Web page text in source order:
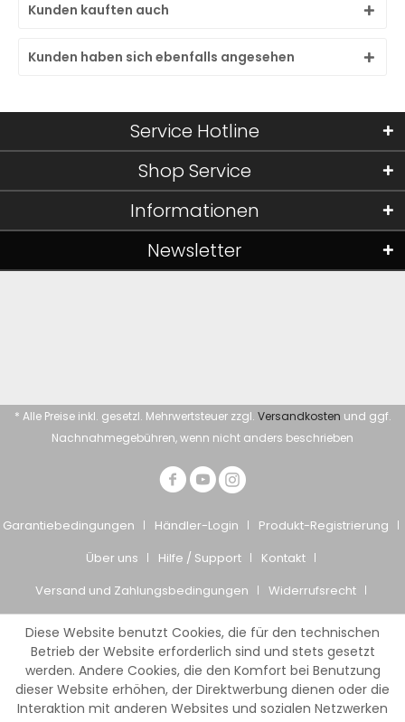
Kunden kauften auch
Kunden haben sich ebenfalls angesehen
Service Hotline
Shop Service
Informationen
Newsletter
* Alle Preise inkl. gesetzl. Mehrwertsteuer zzgl. Versandkosten und ggf.
Nachnahmegebühren, wenn nicht anders beschrieben
Garantiebedingungen Händler-Login
Produkt-Registrierung
Über uns
Hilfe / Support
Kontakt
Versand und Zahlungsbedingungen
Widerrufsrecht
© Giesemann Aquaristik GmbH
Diese Website benutzt Cookies, die für den technischen
Betrieb der Website erforderlich sind und stets gesetzt
werden. Andere Cookies, die den Komfort bei Benutzung
dieser Website erhöhen, der Direktwerbung dienen oder die
Interaktion mit anderen Websites und sozialen Netzwerken